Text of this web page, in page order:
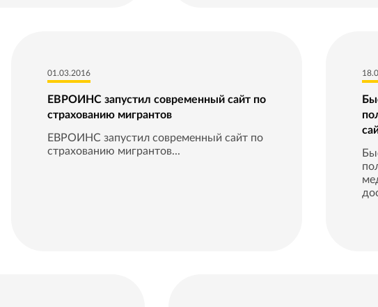
01.03.2016
ЕВРОИНС запустил современный сайт по
страхованию мигрантов
ЕВРОИНС запустил современный сайт по
страхованию мигрантов...